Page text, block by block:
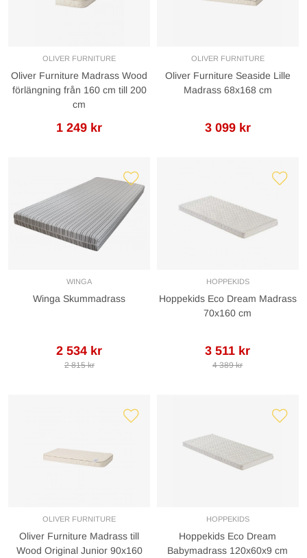
OLIVER FURNITURE
Oliver Furniture Madrass Wood
förlängning från 160 cm till 200
cm
1 249 kr
OLIVER FURNITURE
Oliver Furniture Seaside Lille
Madrass 68x168 cm
3 099 kr
WINGA
Winga Skummadrass
2 534 kr
2 815 kr
HOPPEKIDS
Hoppekids Eco Dream Madrass
70x160 cm
3 511 kr
4 389 kr
OLIVER FURNITURE
Oliver Furniture Madrass till
Wood Original Junior 90x160
HOPPEKIDS
Hoppekids Eco Dream
Babymadrass 120x60x9 cm